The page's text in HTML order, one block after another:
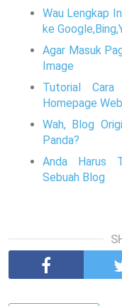
Wau Lengkap
ke
Agar Masuk
Image
Tutorial
Homepage
Wah, Blog
Panda?
Anda Harus
Sebuah Blog